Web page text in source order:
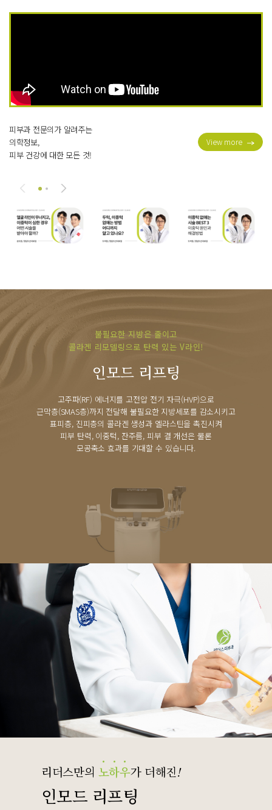
피부과 전문의가 알려주는
의학정보,
피부 건강에 대한 모든 것!
View more
불필요한 지방은 줄이고
콜라겐 리모델링으로 탄력 있는 V라인!
인모드 리프팅
고주파(RF) 에너지를 고전압 전기 자극(HVP)으로
근막층(SMAS층)까지 전달해 불필요한 지방세포를 감소시키고
표피층, 진피층의 콜라겐 생성과 엘라스틴을 촉진시켜
피부 탄력, 이중턱, 잔주름, 피부 결 개선은 물론
모공축소 효과를 기대할 수 있습니다.
리더스만의 노하우가 더해진!
인모드 리프팅